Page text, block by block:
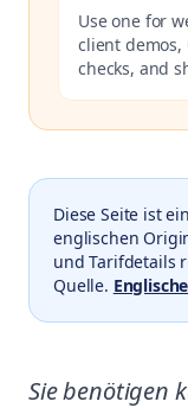
Use one for
client demos,
checks, and
Diese Seite ist
englischen
und Tarifdetails
Quelle.
Sie benötigen